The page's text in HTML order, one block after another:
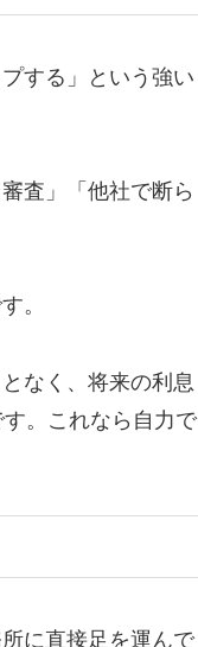
する」という強い
査」「他社で断ら
。
なく、将来の利息
。これなら自力で
に直接足を運んで